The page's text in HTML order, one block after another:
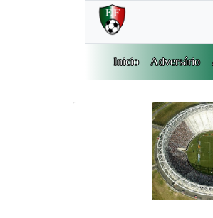
Inicio Adversário